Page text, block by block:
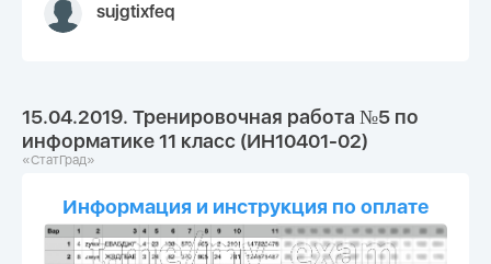
sujgtixfeq
15.04.2019. Тренировочная работа №5 по
информатике 11 класс (ИН10401-02)
«СтатГрад»
Информация и инструкция по оплате